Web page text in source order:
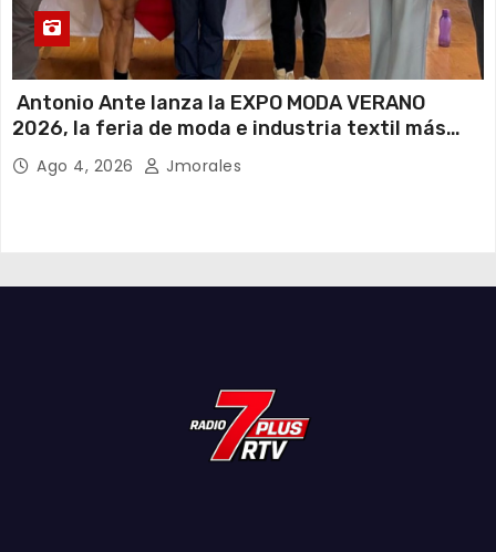
Antonio Ante lanza la EXPO MODA VERANO
2026, la feria de moda e industria textil más
importante del Ecuador
Ago 4, 2026 Jmorales